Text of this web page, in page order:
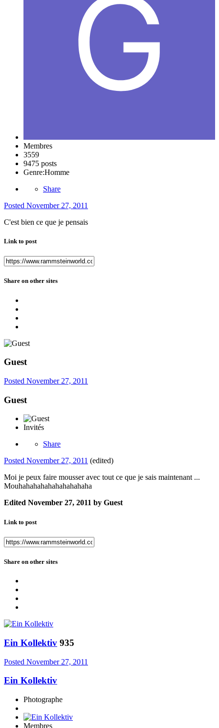
Membres
3559
9475 posts
Genre:Homme
Share
Posted November 27, 2011
C'est bien ce que je pensais
Link to post
Share on other sites
Guest
Posted November 27, 2011
Guest
Invités
Share
Posted November 27, 2011 (edited)
Moi je peux faire mousser avec tout ce que je sais maintenant ...
Mouhahahahahahahahahaha
Edited November 27, 2011 by Guest
Link to post
Share on other sites
Ein Kollektiv 935
Posted November 27, 2011
Ein Kollektiv
Photographe
Membres